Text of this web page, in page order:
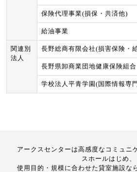
保険代理事業(損保・共済他)
給油事業
関連別
法人
長野総商有限会社(損害保険・
長野県卸商業団地健康保険組合
学校法人平青学園(国際情報専
アークスセンターは高感度なコミュニ
スホールはじめ、
使用目的・規模に合わせた貸室施設な